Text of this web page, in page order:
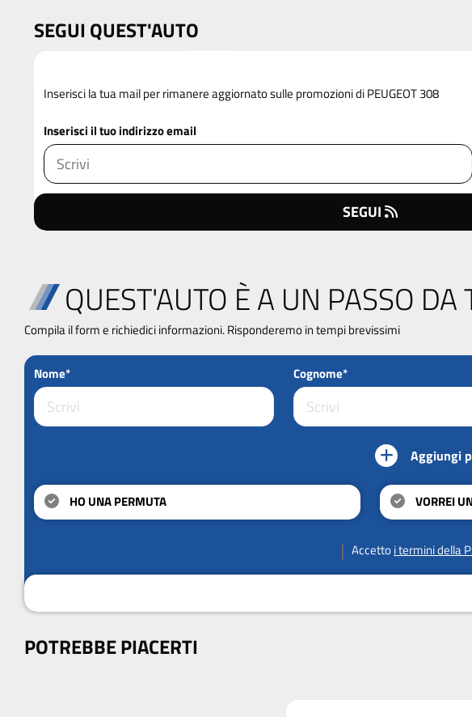
SEGUI QUEST'AUTO
Inserisci la tua mail per rimanere aggiornato sulle promozioni di PEUGEOT 308
Inserisci il tuo indirizzo email
SEGUI
QUEST'AUTO È A UN PASSO DA
Compila il form e richiedici informazioni. Risponderemo in tempi brevissimi
Nome* Cognome*
Aggiungi
HO UNA PERMUTA VORREI
Accettoi termini della
POTREBBE PIACERTI